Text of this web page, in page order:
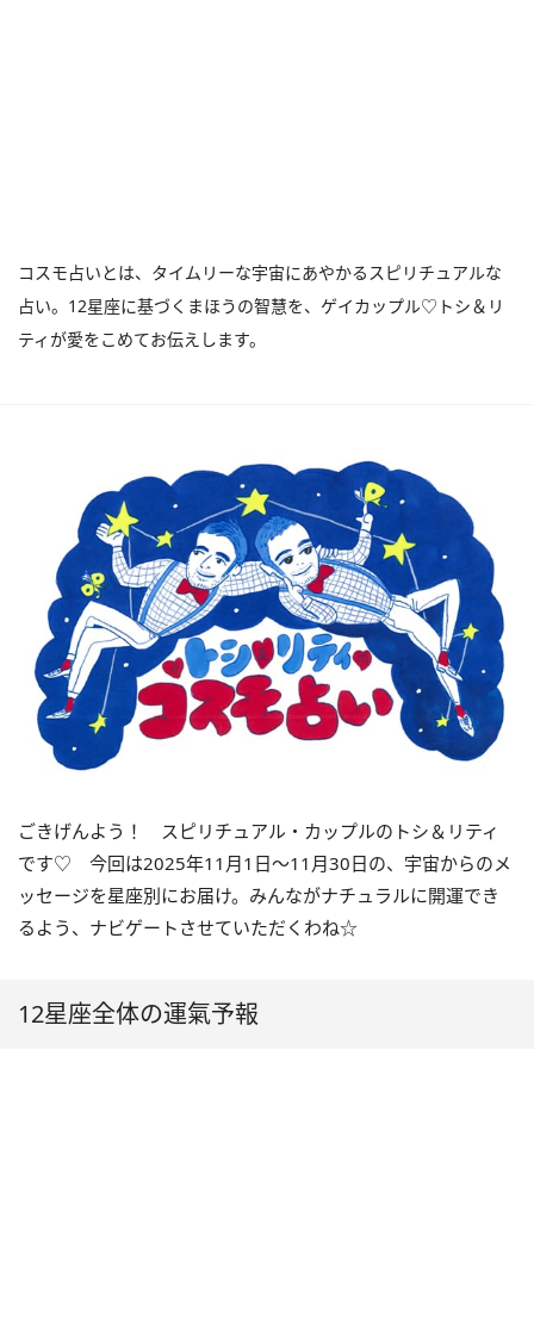
コスモ占いとは、タイムリーな宇宙にあやかるスピリチュアルな
占い。12星座に基づくまほうの智慧を、ゲイカップル♡トシ＆リ
ティが愛をこめてお伝えします。
ごきげんよう！ スピリチュアル・カップルのトシ＆リティ
です♡ 今回は2025年11 月1 日〜11 月30日の、宇宙からのメ
ッセージを星座別にお届け。みんながナチュラルに開運でき
るよう、ナビゲートさせていただくわね☆
12星座全体の運氣予報